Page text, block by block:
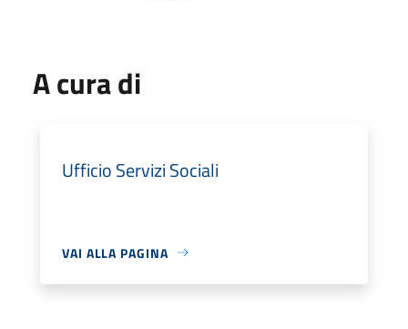
A cura di
Ufficio Servizi Sociali
VAI ALLA PAGINA